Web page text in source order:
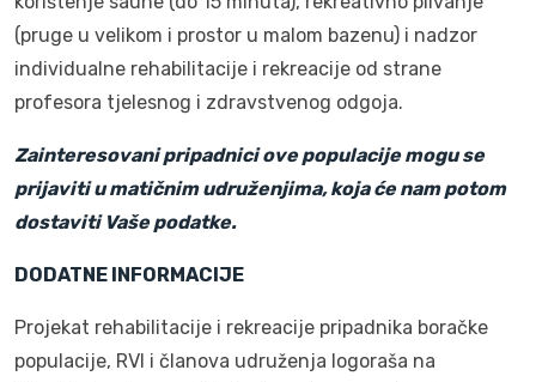
(pruge u velikom i prostor u malom bazenu) i nadzor
individualne rehabilitacije i rekreacije od strane
profesora tjelesnog i zdravstvenog odgoja.
Zainteresovani pripadnici ove populacije mogu se
prijaviti u matičnim udruženjima, koja će nam potom
dostaviti Vaše podatke.
DODATNE INFORMACIJE
Projekat rehabilitacije i rekreacije pripadnika boračke
populacije, RVI i članova udruženja logoraša na